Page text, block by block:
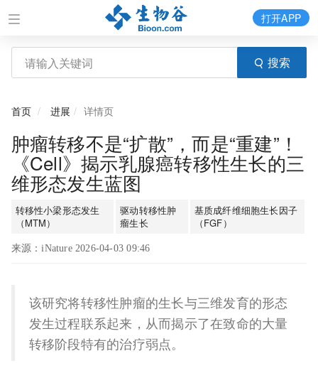
搜索
打开APP
首页 进展 详情页
肿瘤转移不是“扩散”，而是“重建”！
《Cell》揭示乳腺癌转移性生长的三
维形态发生蓝图
转移性小梁形态发生
（MTM）
驱动转移性肿
瘤生长
基质成纤维细胞生长因子
（FGF）
来源：iNature 2026-04-03 09:46
该研究将转移性肿瘤的生长与三维发育的形态
发生过程联系起来，从而揭示了在致命的大量
转移阶段特有的治疗弱点。